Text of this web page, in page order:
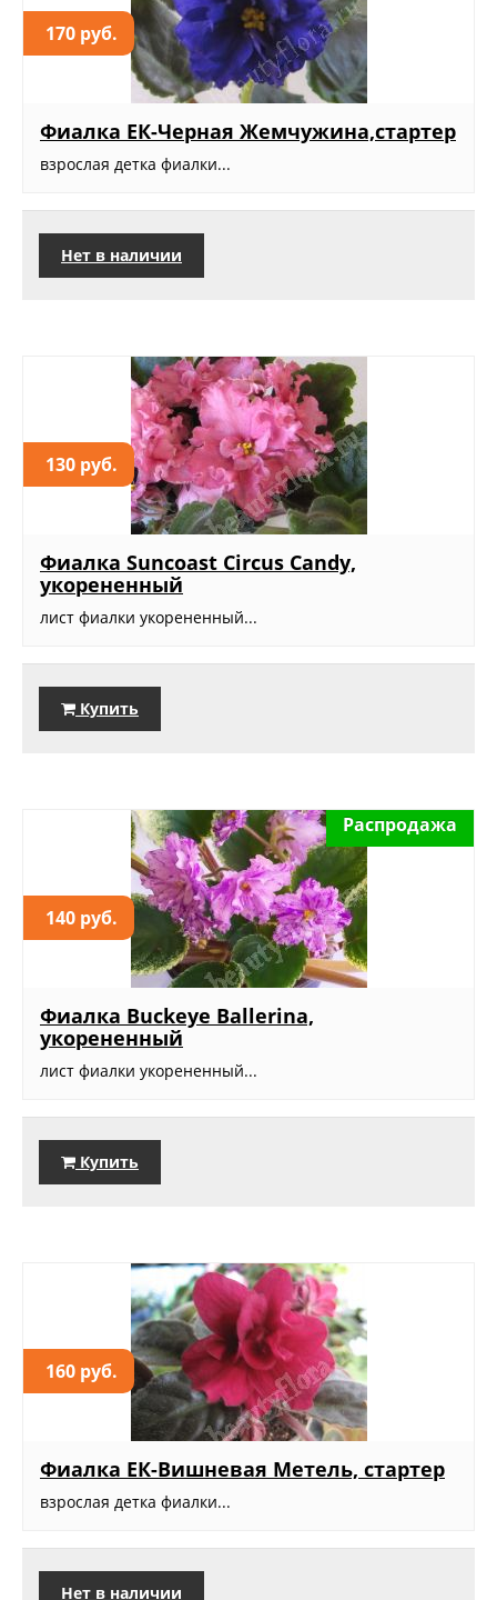
170 руб.
Фиалка ЕК-Черная Жемчужина,стартер
взрослая детка фиалки...
Нет в наличии
130 руб.
Фиалка Suncoast Circus Candy,
укорененный
лист фиалки укорененный...
Купить
140 руб.
Распродажа
Фиалка Buckeye Ballerina,
укорененный
лист фиалки укорененный...
Купить
160 руб.
Фиалка ЕК-Вишневая Метель, стартер
взрослая детка фиалки...
Нет в наличии